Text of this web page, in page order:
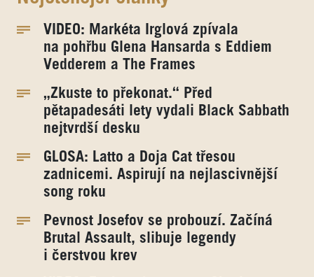
VIDEO: Markéta Irglová zpívala
na pohřbu Glena Hansarda s Eddiem
Vedderem a The Frames
„Zkuste to překonat.“ Před
pětapadesáti lety vydali Black Sabbath
nejtvrdší desku
GLOSA: Latto a Doja Cat třesou
zadnicemi. Aspirují na nejlascivnější
song roku
Pevnost Josefov se probouzí. Začíná
Brutal Assault, slibuje legendy
i čerstvou krev